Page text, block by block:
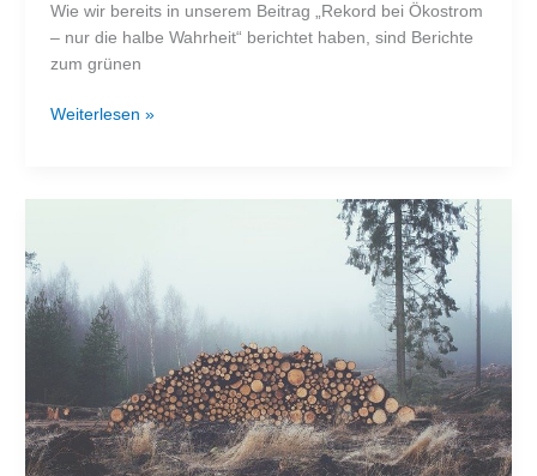
Wie wir bereits in unserem Beitrag „Rekord bei Ökostrom
– nur die halbe Wahrheit“ berichtet haben, sind Berichte
zum grünen
Ökoenergie
Weiterlesen »